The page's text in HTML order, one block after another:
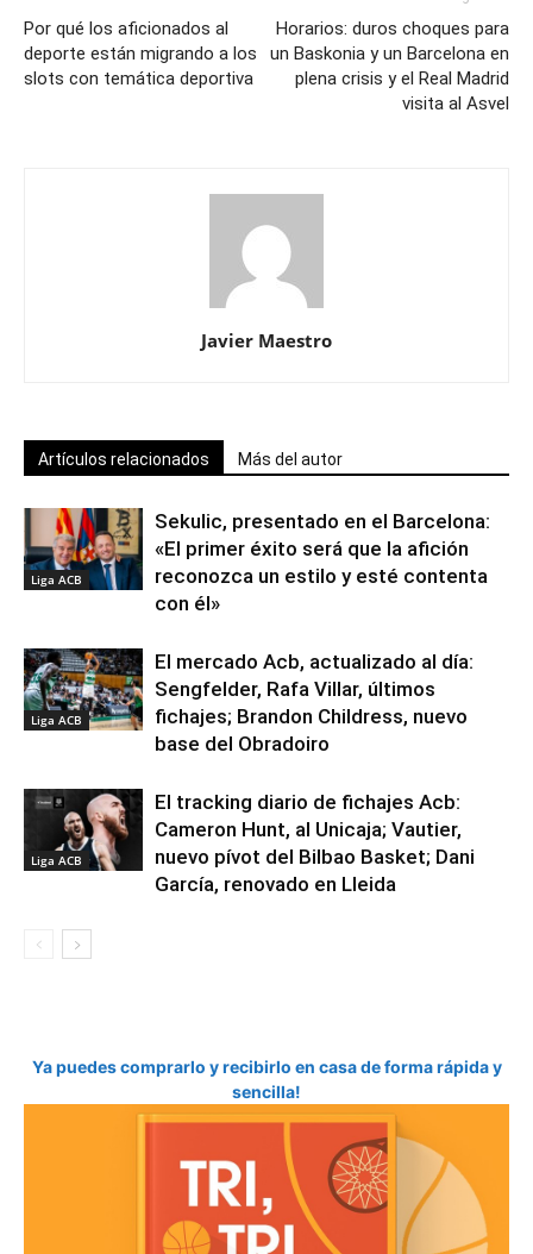
Por qué los aficionados al
deporte están migrando a los
slots con temática deportiva
Horarios: duros choques para
un Baskonia y un Barcelona en
plena crisis y el Real Madrid
visita al Asvel
Javier Maestro
Artículos relacionados Más del autor
Liga ACB
Sekulic, presentado en el Barcelona:
«El primer éxito será que la afición
reconozca un estilo y esté contenta
con él»
Liga ACB
El mercado Acb, actualizado al día:
Sengfelder, Rafa Villar, últimos
fichajes; Brandon Childress, nuevo
base del Obradoiro
Liga ACB
El tracking diario de fichajes Acb:
Cameron Hunt, al Unicaja; Vautier,
nuevo pívot del Bilbao Basket; Dani
García, renovado en Lleida
Ya puedes comprarlo y recibirlo en casa de forma rápida y
sencilla!